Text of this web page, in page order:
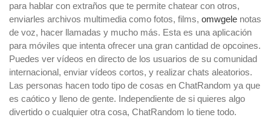
para hablar con extraños que te permite chatear con otros,
enviarles archivos multimedia como fotos, films, omwgele notas
de voz, hacer llamadas y mucho más. Esta es una aplicación
para móviles que intenta ofrecer una gran cantidad de opcoines.
Puedes ver vídeos en directo de los usuarios de su comunidad
internacional, enviar vídeos cortos, y realizar chats aleatorios.
Las personas hacen todo tipo de cosas en ChatRandom ya que
es caótico y lleno de gente. Independiente de si quieres algo
divertido o cualquier otra cosa, ChatRandom lo tiene todo.